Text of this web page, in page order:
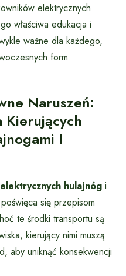
elektrycznych
właściwa edukacja i
ważne dla każdego,
form
Naruszeń:
Kierujących
I
elektrycznych hulajnóg i
się przepisom
te środki transportu są
kierujący nimi muszą
aby uniknąć konsekwencji